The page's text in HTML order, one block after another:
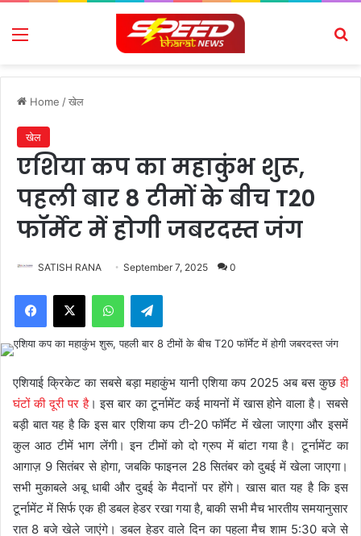
Menu
Home /खेल
खेल
एशिया कप का महाकुंभ शुरू,
पहली बार 8 टीमों के बीच T20
फॉर्मेट में होगी जबरदस्त जंग
SATISH RANA September 7, 2025 0
Facebook
X WhatsAppTelegram
एशियाई क्रिकेट का सबसे बड़ा महाकुंभ यानी एशिया कप 2025 अब बस कुछही
घंटों की दूरी पर है। इस बार का टूर्नामेंट कई मायनों में खास होने वाला है। सबसे
बड़ी बात यह है कि इस बार एशिया कप टी-20 फॉर्मेट में खेला जाएगा और इसमें
कुल आठ टीमें भाग लेंगी। इन टीमों को दो ग्रुप में बांटा गया है। टूर्नामेंट का
आगाज़ 9 सितंबर से होगा, जबकि फाइनल 28 सितंबर को दुबई में खेला जाएगा।
सभी मुकाबले अबू धाबी और दुबई के मैदानों पर होंगे। खास बात यह है कि इस
टूर्नामेंट में सिर्फ एक ही डबल हेडर रखा गया है, बाकी सभी मैच भारतीय समयानुसार
रात 8 बजे खेले जाएंगे। डबल हेडर वाले दिन का पहला मैच शाम 5:30 बजे से